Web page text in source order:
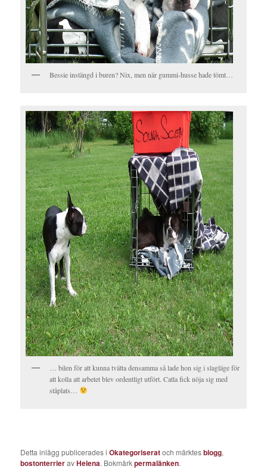
Bessie instängd i buren? Nix, men när gummi-husse hade tömt…
… bilen för att kunna tvätta densamma så lade hon sig i slagläge för
att kolla att arbetet blev ordentligt utfört. Catla fick nöja sig med
ståplats…
Detta inlägg publicerades iOkategoriseratoch märktesblogg,
bostonterrieravHelena. Bokmärkpermalänken.